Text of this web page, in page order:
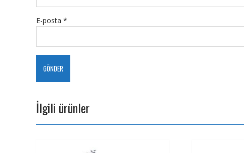
E-posta *
İlgili ürünler